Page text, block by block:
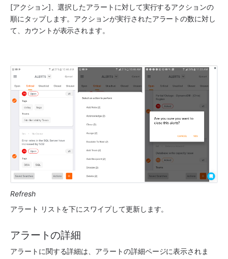
[アクション]、選択したアラートに対して実行するアクションの
順にタップします。アクションが実行されたアラートの数に対し
て、カウントが表示されます。
Refresh
アラート リストを下にスワイプして更新します。
アラートの詳細
アラートに関する詳細は、アラートの詳細ページに表示されま